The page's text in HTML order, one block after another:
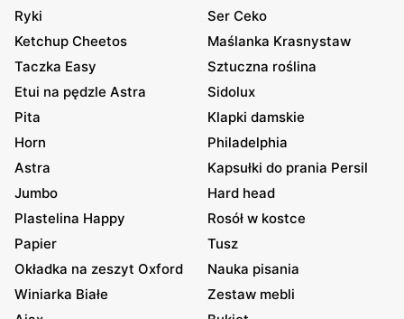
Ryki
Ser Ceko
Ketchup Cheetos
Maślanka Krasnystaw
Taczka Easy
Sztuczna roślina
Etui na pędzle Astra
Sidolux
Pita
Klapki damskie
Horn
Philadelphia
Astra
Kapsułki do prania Persil
Jumbo
Hard head
Plastelina Happy
Rosół w kostce
Papier
Tusz
Okładka na zeszyt Oxford
Nauka pisania
Winiarka Białe
Zestaw mebli